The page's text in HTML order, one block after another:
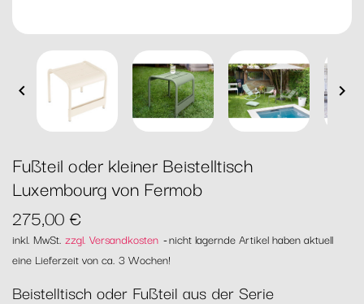
 
Fußteil oder kleiner Beistelltisch
Luxembourg von Fermob
275,00 €
inkl. MwSt. zzgl. Versandkosten nicht lagernde Artikel haben aktuell
eine Lieferzeit von ca. 3 Wochen!
Beistelltisch oder Fußteil aus der Serie